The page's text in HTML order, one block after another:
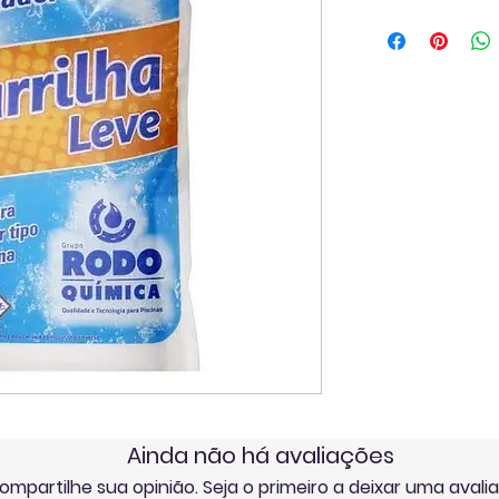
Ainda não há avaliações
sua opinião. Seja o primeiro a deixar uma